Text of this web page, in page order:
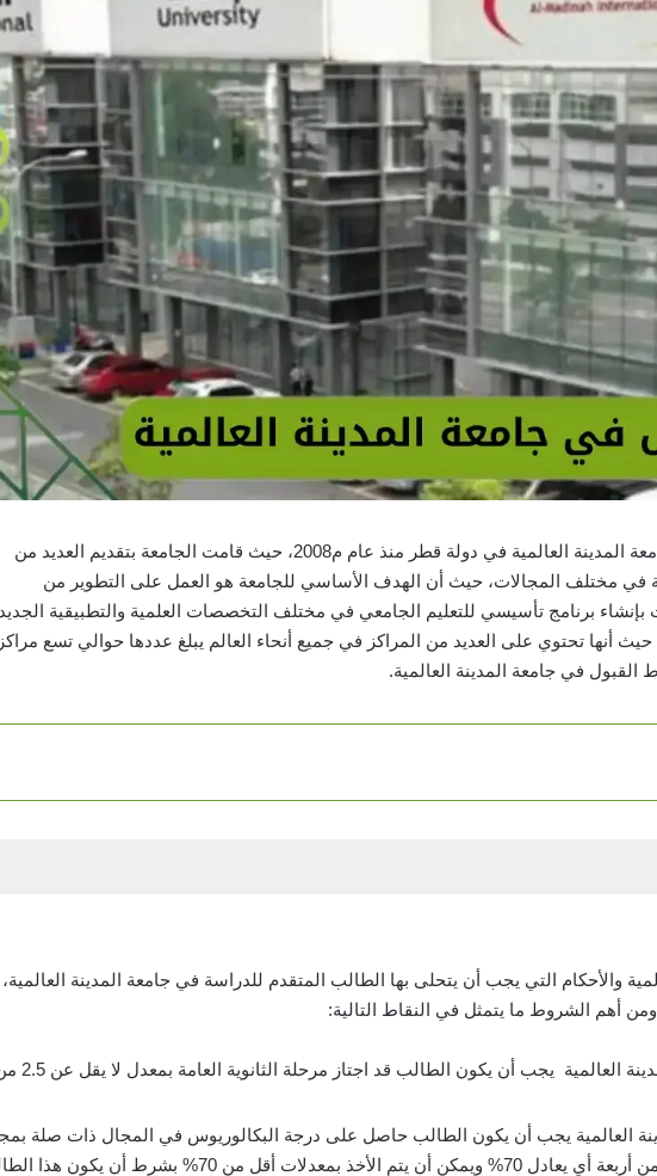
شروط القبول في جامعة المدينة العالمية، تم إصدار جامعة المدينة العالمية في دولة قطر منذ عام م2008، حيث قامت الجامعة بتقديم العديد من
في مختلف المجالات، حيث أن الهدف الأساسي للجامعة هو العمل على التطوير من
برنامج تأسيسي للتعليم الجامعي في مختلف التخصصات العلمية والتطبيقية
حيث أنها تحتوي على العديد من المراكز في جميع أنحاء العالم يبلغ عددها حوالي تسع
في جامعة المدينة العالمية.
التي يجب أن يتحلى بها الطالب المتقدم للدراسة في جامعة المدينة العالمية،
أهم الشروط ما يتمثل في النقاط التالية:
بالنسبة إلى دراسة البكالوريوس بداخل جامعة المدينة العالمية يجب أن يكون الطالب
العالمية يجب أن يكون الطالب حاصل على درجة البكالوريوس في المجال ذات صلة
الماجستير الذي قدم عليه بمعدل لا يقل عن ثلاثة من أربعة أي يعادل 70% ويمكن أن يتم الأخذ بمعدلات أقل من 70% بشرط أن